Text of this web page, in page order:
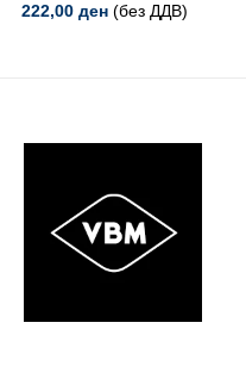
222,00 ден (без ДДВ)